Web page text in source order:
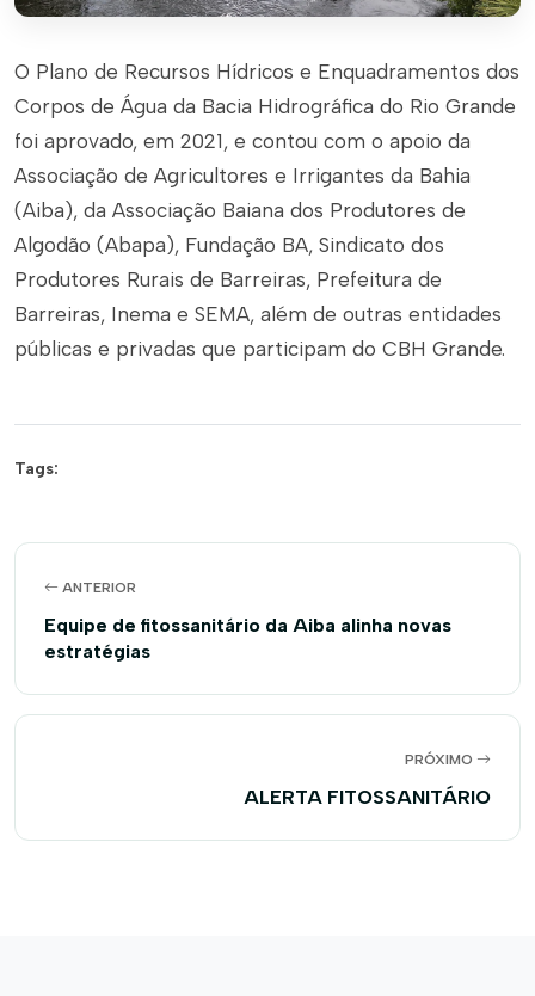
O Plano de Recursos Hídricos e Enquadramentos dos
Corpos de Água da Bacia Hidrográfica do Rio Grande
foi aprovado, em 2021, e contou com o apoio da
Associação de Agricultores e Irrigantes da Bahia
(Aiba), da Associação Baiana dos Produtores de
Algodão (Abapa), Fundação BA, Sindicato dos
Produtores Rurais de Barreiras, Prefeitura de
Barreiras, Inema e SEMA, além de outras entidades
públicas e privadas que participam do CBH Grande.
Tags:
ANTERIOR
Equipe de fitossanitário da Aiba alinha novas
estratégias
PRÓXIMO
ALERTA FITOSSANITÁRIO